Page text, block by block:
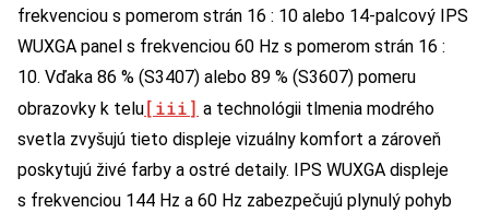
frekvenciou s pomerom strán 16 : 10 alebo 14-palcový IPS
WUXGA panel s frekvenciou 60 Hz s pomerom strán 16 :
10. Vďaka 86 % (S3407) alebo 89 % (S3607) pomeru
obrazovky k telu[iii] a technológii tlmenia modrého
svetla zvyšujú tieto displeje vizuálny komfort a zároveň
poskytujú živé farby a ostré detaily. IPS WUXGA displeje
s frekvenciou 144 Hz a 60 Hz zabezpečujú plynulý pohyb